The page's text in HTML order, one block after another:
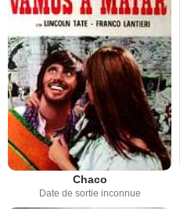
Chaco
Date de sortie inconnue